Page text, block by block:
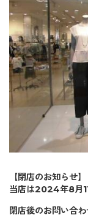
【閉店のお知らせ】
当店は2024年8月
閉店後のお問い合